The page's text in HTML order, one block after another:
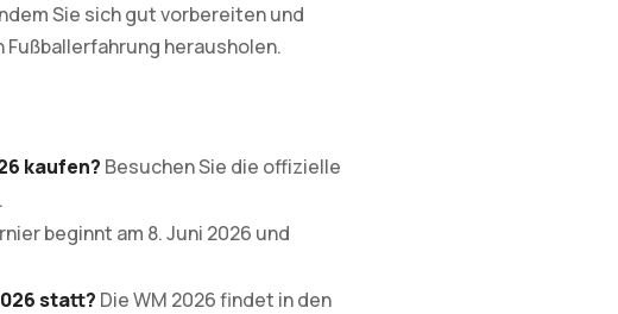
Sie sich gut vorbereiten und
herausholen.
kaufen? Besuchen Sie die offizielle
beginnt am 8. Juni 2026 und
statt? Die WM 2026 findet in den